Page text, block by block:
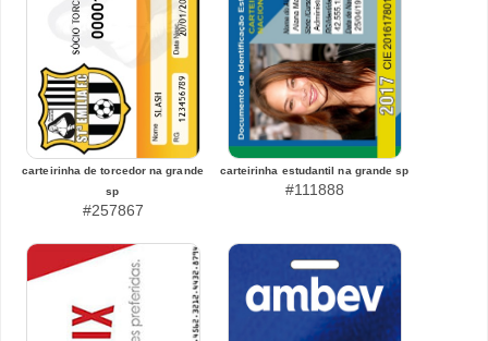
carteirinha de torcedor na grande
sp
#257867
carteirinha estudantil na grande sp
#111888